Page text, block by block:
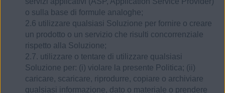
o sulla base di formule analoghe;
2.6 utilizzare qualsiasi Soluzione per fornire o creare
un prodotto o un servizio che risulti concorrenziale
rispetto alla Soluzione;
2.7. utilizzare o tentare di utilizzare qualsiasi
Soluzione per: (i) violare la presente Politica; (ii)
caricare, scaricare, riprodurre, copiare o archiviare
qualsiasi informazione, dato o materiale o prendere